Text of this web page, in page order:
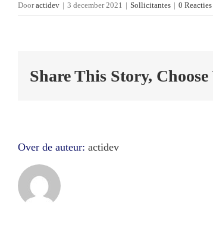
Dooractidev | 3 december 2021 | Sollicitantes | 0 Reacties
Share This Story,
Over de auteur: actidev